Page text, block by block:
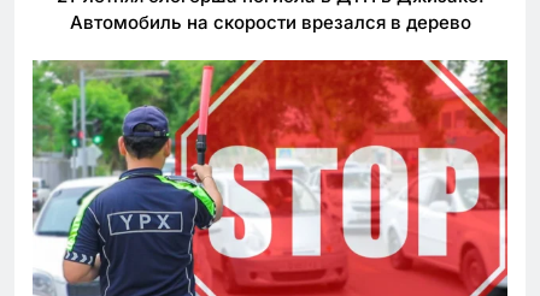
Автомобиль на скорости врезался в дерево